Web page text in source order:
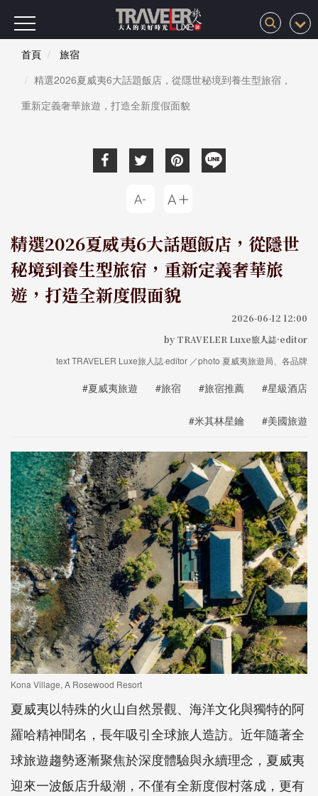
首頁
旅宿
精選2026夏威夷6大話題飯店，從隱世秘境到養生型旅宿，
重新定義奢華旅遊，打造全新度假面貌
精選2026夏威夷6大話題飯店，從隱世
秘境到養生型旅宿，重新定義奢華旅
遊，打造全新度假面貌
2026-06-12 12:00
by TRAVELER Luxe旅人誌·editor
text TRAVELER Luxe旅人誌·editor ／photo 夏威夷旅遊局、各品牌
#夏威夷旅遊 #旅宿 #旅宿推薦 #星級酒店
#米其林星鑰 #美國旅遊
Kona Village, A Rosewood Resort
夏威夷以特殊的火山自然景觀、海洋文化與獨特的阿
羅哈精神聞名，長年吸引全球旅人造訪。近年隨著全
球旅遊趨勢逐漸聚焦於深度體驗與永續理念，夏威夷
迎來一波飯店升級潮，不僅有全新度假村落成，更有